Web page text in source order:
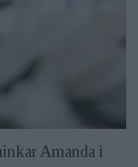
Amanda i